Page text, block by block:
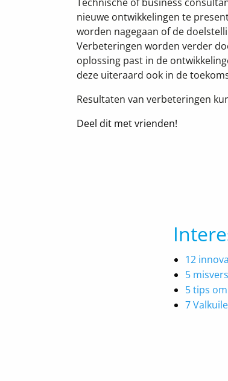
nieuwe ontwikkelingen te
worden nagegaan of de
Verbeteringen worden verder
oplossing past in de
deze uiteraard ook in de
Resultaten van verbeteringen
Deel dit met vrienden!
12
5
5 tips
7